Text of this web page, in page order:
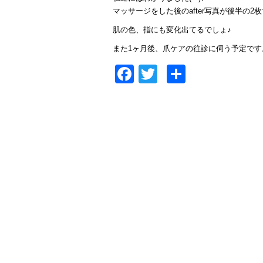
マッサージをした後のafter写真が後半の2枚
肌の色、指にも変化出てるでしょ♪
また1ヶ月後、爪ケアの往診に伺う予定です
Facebook
Twitter